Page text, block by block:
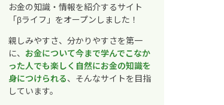
お金の知識・情報を紹介するサイト
「βライフ」をオープンしました！
親しみやすさ、分かりやすさを第一
に、 お金について今まで学んでこなか
った人でも楽しく自然にお金の知識を
身につけられる、そんなサイトを目指
しています。